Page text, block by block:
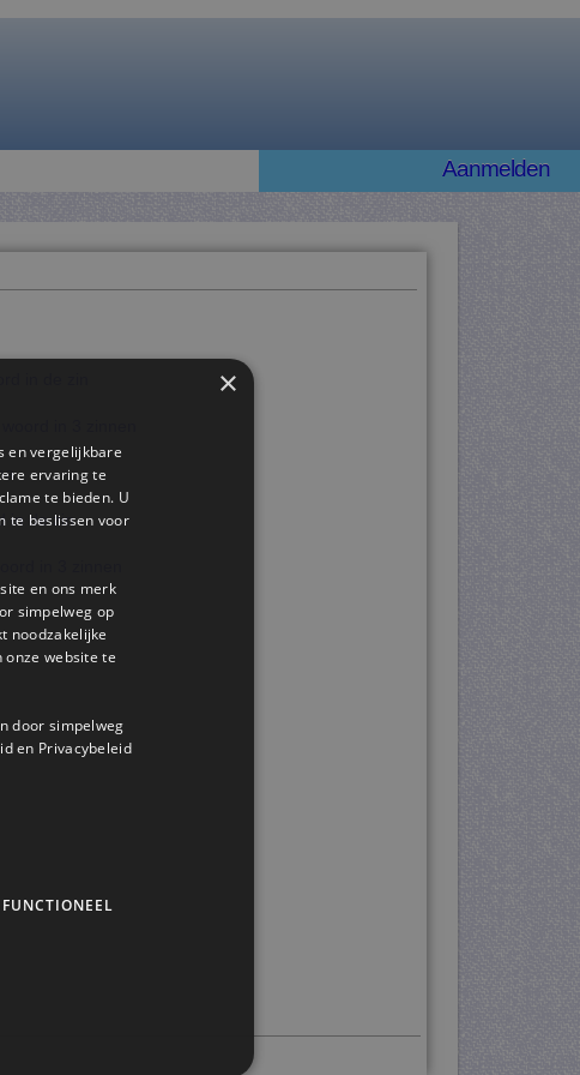
Aanmelden
in 3 zinnen
in de zin
×
en vergelijkbare
ervaring te
te bieden. U
te beslissen voor
en ons merk
simpelweg op
noodzakelijke
onze website te
door simpelweg
en Privacybeleid
FUNCTIONEEL